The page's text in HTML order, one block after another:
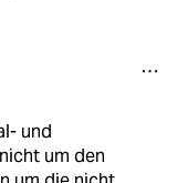
und
um den